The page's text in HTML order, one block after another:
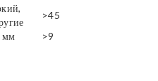
>45
мм >9